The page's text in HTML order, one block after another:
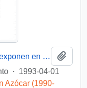
[Trabajadores de Lozapenco S.A. exponen en relación pago de remuneraciones e indemnizaciones y solicitan gestión]
· 1993-04-01
Azócar (1990-